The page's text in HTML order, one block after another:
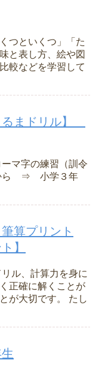
つといくつ」「た
と表し方、絵や図
較などを学習して
るまドリル】
マ字の練習（訓令
から ⇒ 小学３年
算プリント
】
ル、計算力を身に
正確に解くことが
が大切です。 たし